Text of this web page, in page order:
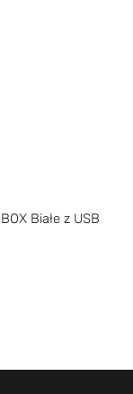
Białe z USB